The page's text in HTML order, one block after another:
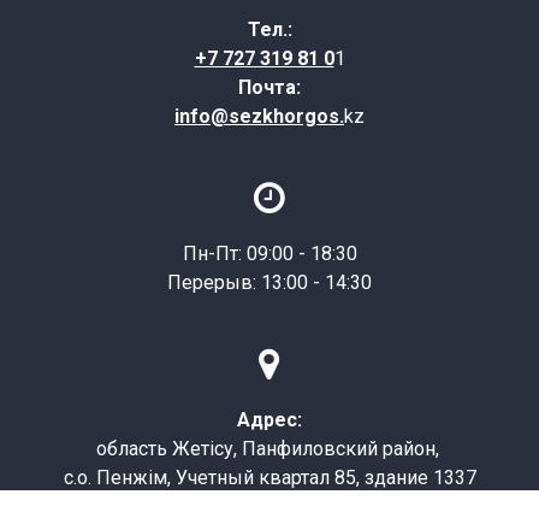
Тел.:
+7 727 319 81 01
Почта:
info@sezkhorgos.kz

Пн-Пт: 09:00 - 18:30
Перерыв: 13:00 - 14:30

Адрес:
область Жетісу, Панфиловский район,
с.о. Пенжім, Учетный квартал 85, здание 1337